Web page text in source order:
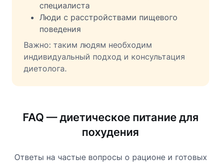
специалиста
Люди с расстройствами пищевого
поведения
Важно: таким людям необходим
индивидуальный подход и консультация
диетолога.
FAQ — диетическое питание для
похудения
Ответы на частые вопросы о рационе и готовых